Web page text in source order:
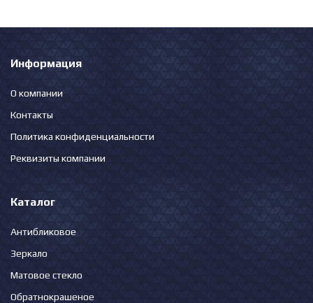
Информация
О компании
Контакты
Политика конфиденциальности
Реквизиты компании
Каталог
Антибликовое
Зеркало
Матовое стекло
Обратнокрашеное